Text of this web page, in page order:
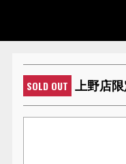
SOLD OUT 上野店